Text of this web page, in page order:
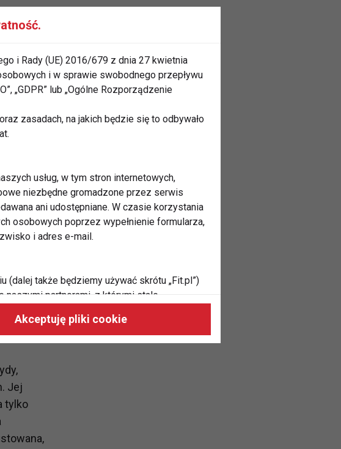
na
Rodzice
adopcji.
jak
z
Jednak
by
do USA i
Jej
tylko
i Rady (UE) 2016/679 z dnia 27 kwietnia
i w sprawie swobodnego przepływu
„GDPR” lub „Ogólne Rozporządzenie
zasadach, na jakich będzie się to odbywało
usług, w tym stron internetowych,
niezbędne gromadzone przez serwis
ani udostępniane. W czasie korzystania
osobowych poprzez wypełnienie formularza,
i adres e-mail.
(dalej także będziemy używać skrótu „Fit.pl”)
naszymi partnerami, z którymi stale
do Twoich zainteresowań oraz do
czy nadużycia,
maksymalnie odpowiadać Twoim
Akceptuję pliki cookie